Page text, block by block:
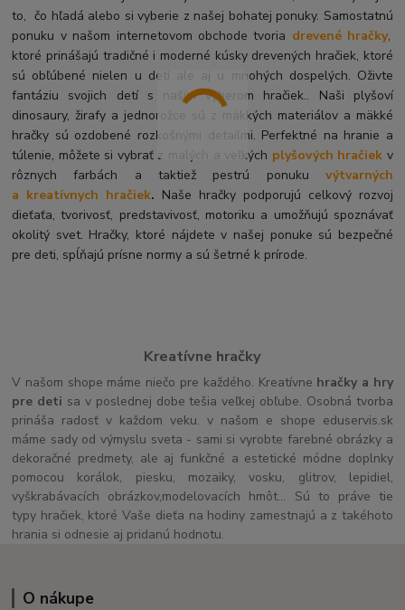
to, čo hľadá alebo si vyberie z našej bohatej ponuky. Samostatnú
ponuku v našom internetovom obchode tvoria drevené hračky,
ktoré prinášajú tradičné i moderné kúsky drevených hračiek, ktoré
sú obľúbené nielen u detí ale aj u mnohých dospelých. Oživte
fantáziu svojich detí s naším výberom hračiek.. Naši plyšoví
dinosaury, žirafy a jednorožce sú z mäkkých materiálov a mäkké
hračky sú ozdobené rozkošnými detailmi. Perfektné na hranie a
túlenie, môžete si vybrať z malých a veľkých plyšových hračiek v
rôznych farbách a taktiež pestrú ponuku výtvarných
a kreatívnych hračiek. Naše hračky podporujú celkový rozvoj
dieťaťa, tvorivosť, predstavivosť, motoriku a umožňujú spoznávať
okolitý svet. Hračky, ktoré nájdete v našej ponuke sú bezpečné
pre deti, spĺňajú prísne normy a sú šetrné k prírode.
Kreatívne hračky
V našom shope máme niečo pre každého. Kreatívne hračky a hry
pre deti sa v poslednej dobe tešia veľkej obľube. Osobná tvorba
prináša radosť v každom veku. v našom e shope eduservis.sk
máme sady od výmyslu sveta - sami si vyrobte farebné obrázky a
dekoračné predmety, ale aj funkčné a estetické módne doplnky
pomocou korálok, piesku, mozaiky, vosku, glitrov, lepidiel,
vyškrabávacích obrázkov,modelovacích hmôt... Sú to práve tie
typy hračiek, ktoré Vaše dieťa na hodiny zamestnajú a z takéhoto
hrania si odnesie aj pridanú hodnotu.
O nákupe